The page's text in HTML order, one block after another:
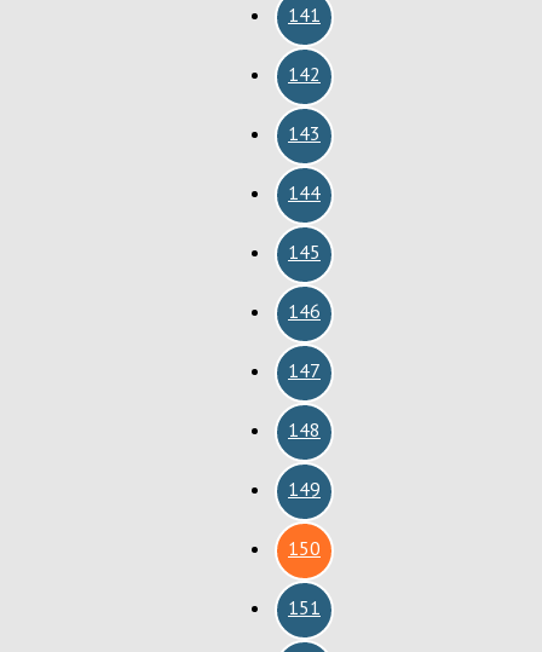
141
142
143
144
145
146
147
148
149
150
151